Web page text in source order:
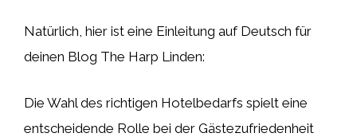
Natürlich, hier ist eine Einleitung auf Deutsch für
deinen Blog The Harp Linden:
Die Wahl des richtigen Hotelbedarfs spielt eine
entscheidende Rolle bei der Gästezufriedenheit